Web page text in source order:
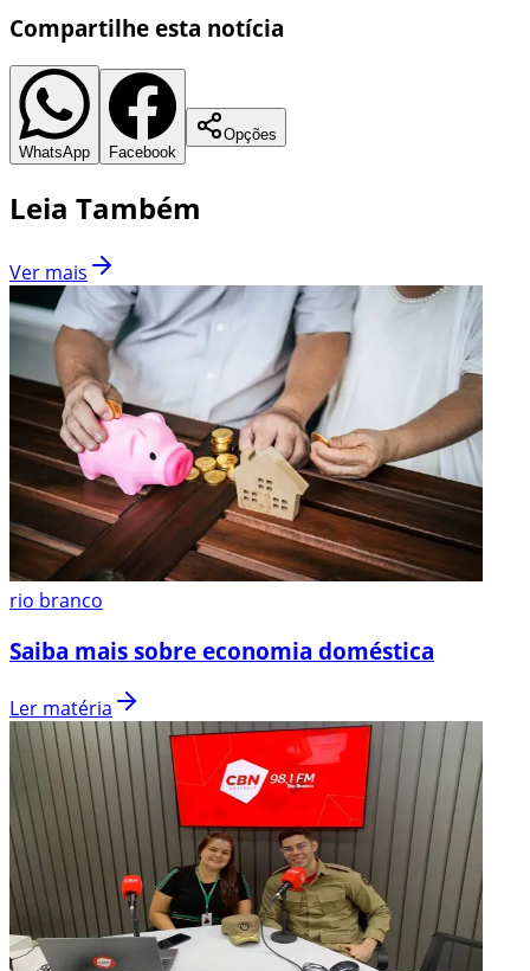
Compartilhe esta notícia
WhatsApp Facebook
Opções
Leia Também
Ver mais
rio branco
Saiba mais sobre economia doméstica
Ler matéria